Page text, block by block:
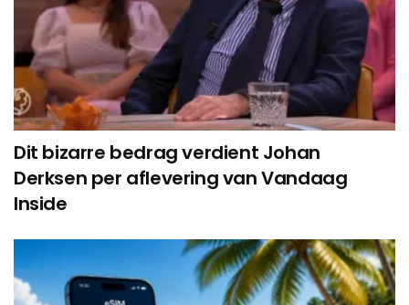
Dit bizarre bedrag verdient Johan
Derksen per aflevering van Vandaag
Inside